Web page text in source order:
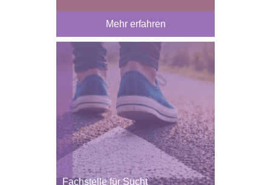
Mehr erfahren
Fachstelle für Sucht